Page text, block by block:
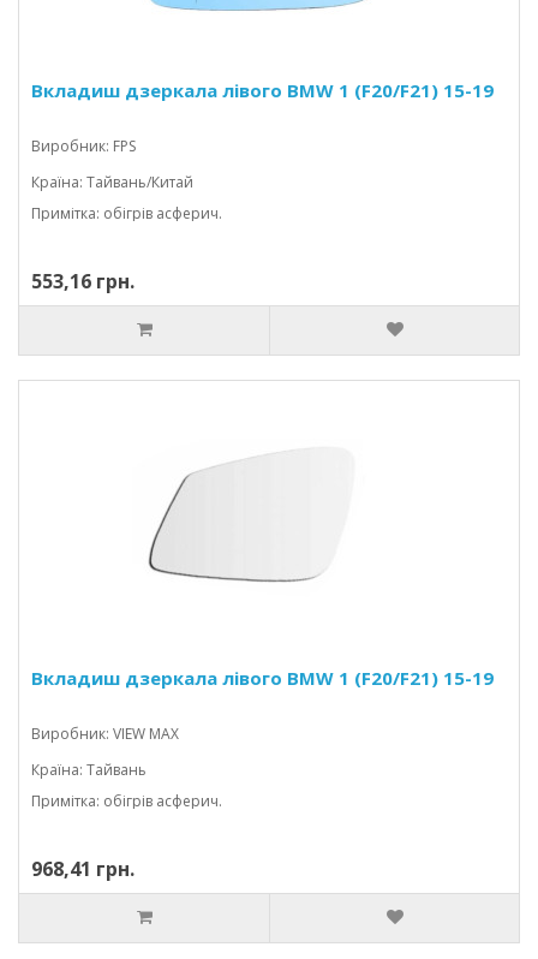
Вкладиш дзеркала лівого BMW 1 (F20/F21) 15-19
Виробник: FPS
Країна: Тайвань/Китай
Примітка: обігрів асферич.
553,16 грн.
Вкладиш дзеркала лівого BMW 1 (F20/F21) 15-19
Виробник: VIEW MAX
Країна: Тайвань
Примітка: обігрів асферич.
968,41 грн.